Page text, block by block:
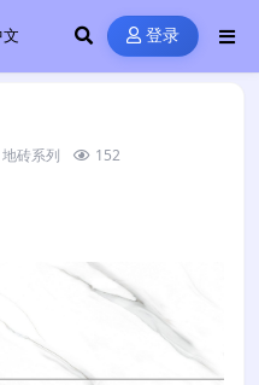
登录
地砖系列 152